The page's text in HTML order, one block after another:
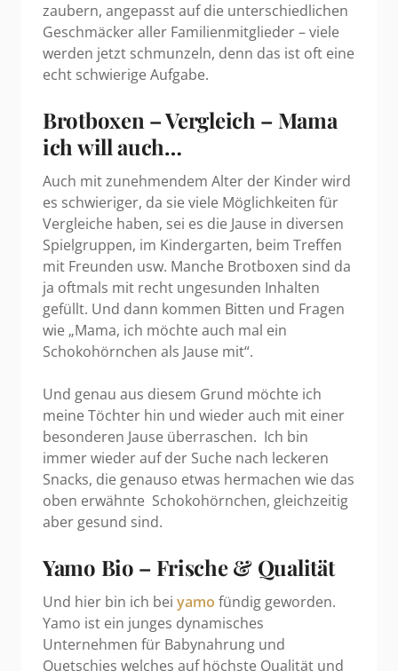
zaubern, angepasst auf die unterschiedlichen
Geschmäcker aller Familienmitglieder – viele
werden jetzt schmunzeln, denn das ist oft eine
echt schwierige Aufgabe.
Brotboxen – Vergleich – Mama
ich will auch…
Auch mit zunehmendem Alter der Kinder wird
es schwieriger, da sie viele Möglichkeiten für
Vergleiche haben, sei es die Jause in diversen
Spielgruppen, im Kindergarten, beim Treffen
mit Freunden usw. Manche Brotboxen sind da
ja oftmals mit recht ungesunden Inhalten
gefüllt. Und dann kommen Bitten und Fragen
wie „Mama, ich möchte auch mal ein
Schokohörnchen als Jause mit“.
Und genau aus diesem Grund möchte ich
meine Töchter hin und wieder auch mit einer
besonderen Jause überraschen. Ich bin
immer wieder auf der Suche nach leckeren
Snacks, die genauso etwas hermachen wie das
oben erwähnte Schokohörnchen, gleichzeitig
aber gesund sind.
Yamo Bio – Frische & Qualität
Und hier bin ich bei yamo fündig geworden.
Yamo ist ein junges dynamisches
Unternehmen für Babynahrung und
Quetschies welches auf höchste Qualität und